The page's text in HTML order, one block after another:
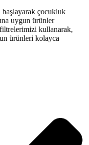
çocukluk
uygun ürünler
kullanarak,
ürünleri kolayca